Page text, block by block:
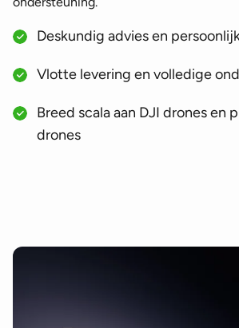
Deskundig advies en
Vlotte levering en volledige
Breed scala aan DJI drones en
drones